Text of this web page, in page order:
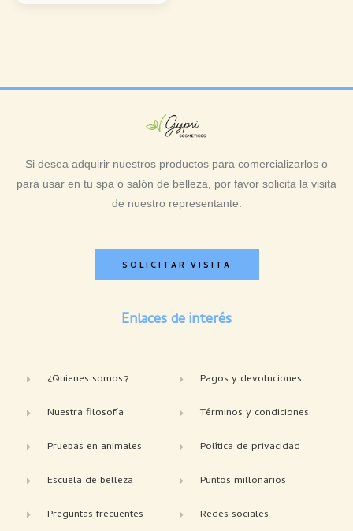
Si desea adquirir nuestros productos para comercializarlos o
para usar en tu spa o salón de belleza, por favor solicita la visita
de nuestro representante.
SOLICITAR VISITA
Enlaces de interés
¿Quienes somos?
Nuestra filosofía
Pruebas en animales
Escuela de belleza
Preguntas frecuentes
Pagos y devoluciones
Términos y condiciones
Política de privacidad
Puntos millonarios
Redes sociales